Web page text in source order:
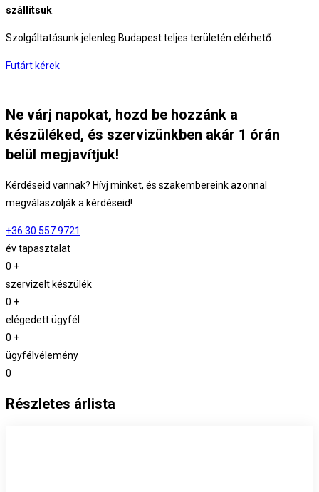
szállítsuk.
Szolgáltatásunk jelenleg Budapest teljes területén elérhető.
Futárt kérek
Ne várj napokat, hozd be hozzánk a
készüléked, és szervizünkben akár 1 órán
belül megjavítjuk!
Kérdéseid vannak? Hívj minket, és szakembereink azonnal
megválaszolják a kérdéseid!
+36 30 557 9721
év tapasztalat
0 +
szervizelt készülék
0 +
elégedett ügyfél
0 +
ügyfélvélemény
0
Részletes árlista